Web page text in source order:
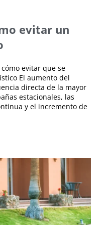
evitar un
evitar que se
El aumento del
directa de la mayor
estacionales, las
y el incremento de